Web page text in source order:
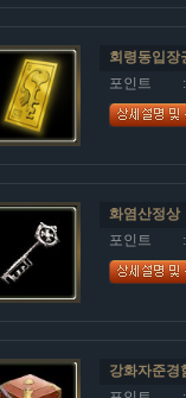
회령동입장
포인트
화염산정상
포인트
강화자준경